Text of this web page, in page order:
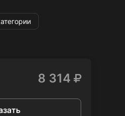
- от 0
RC18-627 5133002630
со всеми
системы ONE+.
8 314